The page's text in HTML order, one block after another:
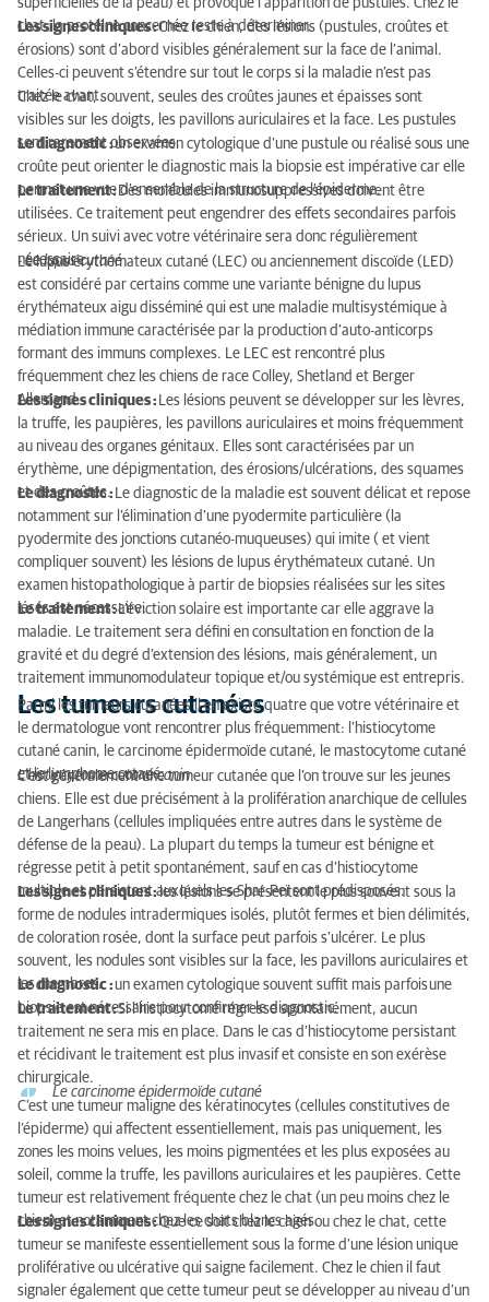
superficielles de la peau) et provoque l’apparition de pustules. Chez le
chat, la protéine concernée reste à déterminer.
Les signes cliniques :Chez le chien, des lésions (pustules, croûtes et
érosions) sont d’abord visibles généralement sur la face de l’animal.
Celles-ci peuvent s’étendre sur tout le corps si la maladie n’est pas
traitée avant.
Chez le chat, souvent, seules des croûtes jaunes et épaisses sont
visibles sur les doigts, les pavillons auriculaires et la face. Les pustules
sont rarement observées.
Le diagnostic :un examen cytologique d’une pustule ou réalisé sous une
croûte peut orienter le diagnostic mais la biopsie est impérative car elle
permet une vue d’ensemble de la structure de l’épiderme.
Le traitement : Des molécules immunosuppressives doivent être
utilisées. Ce traitement peut engendrer des effets secondaires parfois
sérieux. Un suivi avec votre vétérinaire sera donc régulièrement
nécessaire.
- Le lupus cutané
Le lupus érythémateux cutané (LEC) ou anciennement discoïde (LED)
est considéré par certains comme une variante bénigne du lupus
érythémateux aigu disséminé qui est une maladie multisystémique à
médiation immune caractérisée par la production d’auto-anticorps
formant des immuns complexes. Le LEC est rencontré plus
fréquemment chez les chiens de race Colley, Shetland et Berger
Allemand.
Les signes cliniques : Les lésions peuvent se développer sur les lèvres,
la truffe, les paupières, les pavillons auriculaires et moins fréquemment
au niveau des organes génitaux. Elles sont caractérisées par un
érythème, une dépigmentation, des érosions/ulcérations, des squames
et des croûtes.
Le diagnostic : Le diagnostic de la maladie est souvent délicat et repose
notamment sur l’élimination d’une pyodermite particulière (la
pyodermite des jonctions cutanéo-muqueuses) qui imite ( et vient
compliquer souvent) les lésions de lupus érythémateux cutané. Un
examen histopathologique à partir de biopsies réalisées sur les sites
lésés est nécessaire.
Le traitement :L’éviction solaire est importante car elle aggrave la
maladie. Le traitement sera défini en consultation en fonction de la
gravité et du degré d’extension des lésions, mais généralement, un
traitement immunomodulateur topique et/ou systémique est entrepris.
Les tumeurs cutanées
Parmi les tumeurs cutanées il en existe quatre que votre vétérinaire et
le dermatologue vont rencontrer plus fréquemment: l’histiocytome
cutané canin, le carcinome épidermoïde cutané, le mastocytome cutané
et le lymphome cutané.
L’histiocytome cutané canin
C’est généralement une tumeur cutanée que l’on trouve sur les jeunes
chiens. Elle est due précisément à la prolifération anarchique de cellules
de Langerhans (cellules impliquées entre autres dans le système de
défense de la peau). La plupart du temps la tumeur est bénigne et
régresse petit à petit spontanément, sauf en cas d’histiocytome
multiple et persistant auxquels les Shar-Peï sont prédisposés.
Les signes cliniques :les lésions se présentent le plus souvent sous la
forme de nodules intradermiques isolés, plutôt fermes et bien délimités,
de coloration rosée, dont la surface peut parfois s’ulcérer. Le plus
souvent, les nodules sont visibles sur la face, les pavillons auriculaires et
les membres.
Le diagnostic :un examen cytologique souvent suffit mais parfoisune
biopsie est nécessaire pour confirmer le diagnostic.
Le traitement :Si l’histiocytome régresse spontanément, aucun
traitement ne sera mis en place. Dans le cas d’histiocytome persistant
et récidivant le traitement est plus invasif et consiste en son exérèse
chirurgicale.
Le carcinome épidermoïde cutané
C’est une tumeur maligne des kératinocytes (cellules constitutives de
l’épiderme) qui affectent essentiellement, mais pas uniquement, les
zones les moins velues, les moins pigmentées et les plus exposées au
soleil, comme la truffe, les pavillons auriculaires et les paupières. Cette
tumeur est relativement fréquente chez le chat (un peu moins chez le
chien) et notamment chez les chats blancs agés.
Les signes cliniques :Que ce soit chez le chien ou chez le chat, cette
tumeur se manifeste essentiellement sous la forme d’une lésion unique
proliférative ou ulcérative qui saigne facilement. Chez le chien il faut
signaler également que cette tumeur peut se développer au niveau d’un